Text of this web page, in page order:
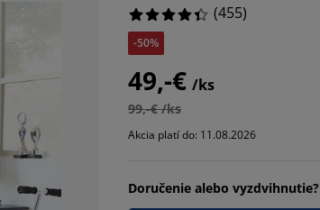
(455)
-50%
49,-€ /ks
99,-€ /ks
Akcia platí do: 11.08.2026
Doručenie alebo vyzdvihnutie?
67.6923076923077%
17.802197802197803%
7.032967032967033%
3.5164835164835164%
3.9560439560439558%